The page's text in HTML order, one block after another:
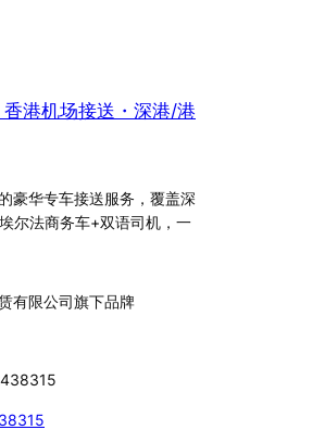
港机场接送・深港/港
豪华专车接送服务，覆盖深
尔法商务车+双语司机，一
有限公司旗下品牌